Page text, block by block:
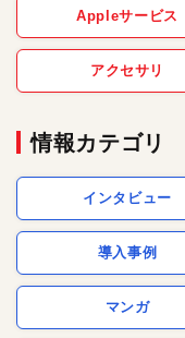
Appleサービス
アクセサリ
情報カテゴリ
インタビュー
導入事例
マンガ